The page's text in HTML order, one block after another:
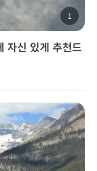
1
자신 있게 추천드